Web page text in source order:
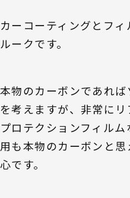
カーコーティングとフ
ルークです。
本物のカーボンであれ
を考えますが、非常に
プロテクションフィル
用も本物のカーボンと
心です。